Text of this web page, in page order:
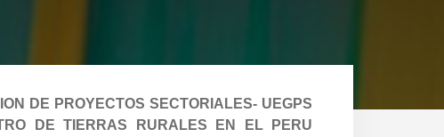
DE PROYECTOS SECTORIALES- UEGPS
DE TIERRAS RURALES EN EL PERU